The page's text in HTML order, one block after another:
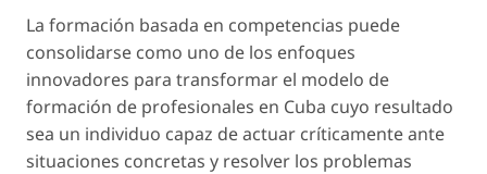
La formación basada en competencias puede
consolidarse como uno de los enfoques
innovadores para transformar el modelo de
formación de profesionales en Cuba cuyo resultado
sea un individuo capaz de actuar críticamente ante
situaciones concretas y resolver los problemas